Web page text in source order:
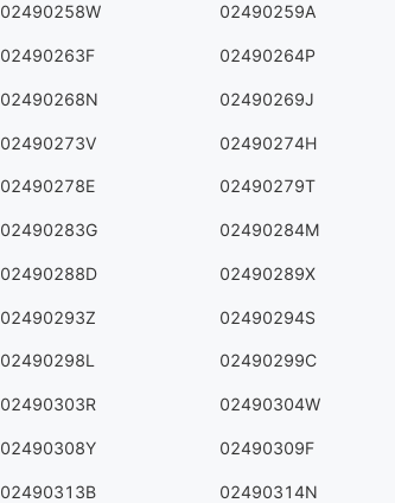
02490258W 02490259A
02490263F 02490264P
02490268N 02490269J
02490273V 02490274H
02490278E 02490279T
02490283G 02490284M
02490288D 02490289X
02490293Z 02490294S
02490298L 02490299C
02490303R 02490304W
02490308Y 02490309F
02490313B 02490314N